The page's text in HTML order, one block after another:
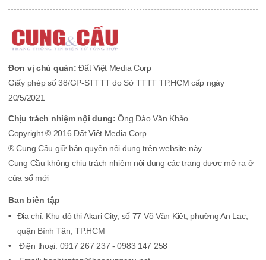
Đơn vị chủ quản: Đất Việt Media Corp
Giấy phép số 38/GP-STTTT do Sở TTTT TP.HCM cấp ngày
20/5/2021
Chịu trách nhiệm nội dung:Ông Đào Văn Khảo
Copyright © 2016 Đất Việt Media Corp
® Cung Cầu giữ bản quyền nội dung trên website này
Cung Cầu không chịu trách nhiệm nội dung các trang được mở ra ở
cửa sổ mới
Ban biên tập
Địa chỉ: Khu đô thị Akari City, số 77 Võ Văn Kiệt, phường An Lạc,
quận Bình Tân, TP.HCM
Điện thoại: 0917 267 237 - 0983 147 258